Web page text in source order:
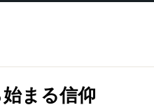
まる信仰